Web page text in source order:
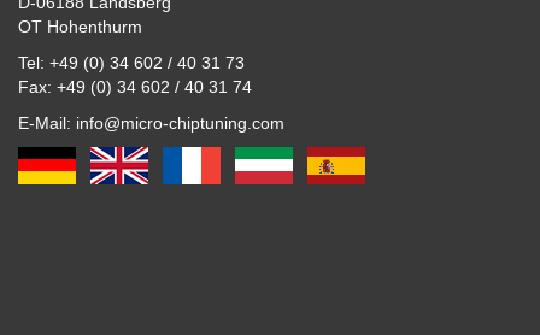
OT Hohenthurm
Tel: +49 (0) 34 602 / 40 31 73
Fax: +49 (0) 34 602 / 40 31 74
E-Mail: info@micro-chiptuning.com